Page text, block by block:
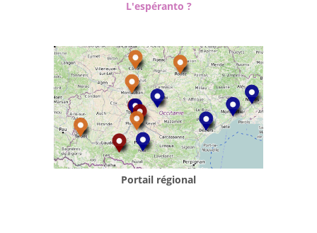
L'espéranto ?
Portail régional